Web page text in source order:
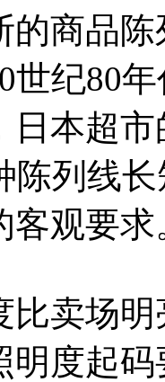
的商品
世纪80
日本超
陈列线
客观要求
比卖场明
明度起